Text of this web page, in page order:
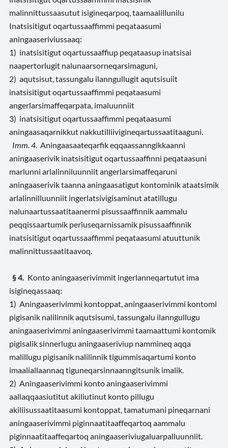
malinnittussaasutut isigineqarpoq, taamaalillunilu
Inatsisitigut oqartussaaffimmi peqataasumi
aningaaseriviussaaq:
1) inatsisitigut oqartussaaffiup peqataasup inatsisai
naapertorlugit nalunaarsorneqarsimaguni,
2) aqutsisut, tassungalu ilanngullugit aqutsisuiit
inatsisitigut oqartussaaffimmi peqataasumi
angerlarsimaffeqarpata, imaluunniit
3) inatsisitigut oqartussaaffimmi peqataasumi
aningaasaqarnikkut nakkutilliivigineqartussaatitaaguni.
Imm. 4. Aningaasaateqarfik eqqaassanngikkaanni
aningaaserivik inatsisitigut oqartussaaffinni peqataasuni
marlunni arlalinniluunniit angerlarsimaffeqaruni
aningaaserivik taanna aningaasatigut kontominik ataatsimik
arlalinnilluunniit ingerlatsivigisaminut atatillugu
nalunaartussaatitaanermi pisussaaffinnik aammalu
peqqissaartumik periuseqarnissamik pisussaaffinnik
inatsisitigut oqartussaaffimmi peqataasumi atuuttunik
malinnittussaatitaavoq.
§ 4. Konto aningaaserivimmit ingerlanneqartutut ima
isigineqassaaq:
1) Aningaaserivimmi kontoppat, aningaaserivimmi kontomi
pigisanik nalilinnik aqutsisumi, tassungalu ilanngullugu
aningaaserivimmi aningaaserivimmi taamaattumi kontomik
pigisalik sinnerlugu aningaaseriviup nammineq aqqa
malillugu pigisanik nalilinnik tigummisaqartumi konto
imaaliallaannaq tiguneqarsinnaanngitsunik imalik.
2) Aningaaserivimmi konto aningaaserivimmi
aallaqqaasiutitut akiliutinut konto pillugu
akiliisussaatitaasumi kontoppat, tamatumani pineqarnani
aningaaserivimmi piginnaatitaaffeqartoq aammalu
piginnaatitaaffeqartoq aningaaseriviugaluarpalluunniit.